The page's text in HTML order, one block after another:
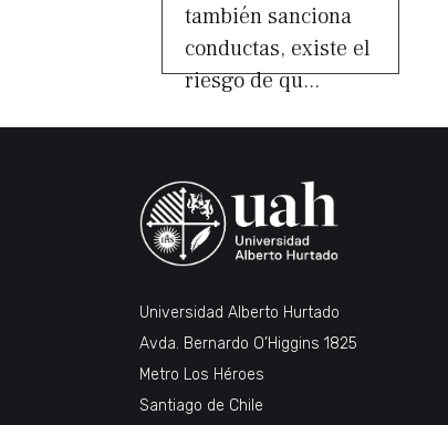
también sanciona
conductas, existe el
riesgo de qu...
Universidad Alberto Hurtado
Avda. Bernardo O’Higgins 1825
Metro Los Héroes
Santiago de Chile